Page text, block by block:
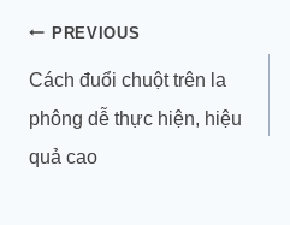
Điều
hướng
bài
viết
PREVIOUS
Cách đuổi chuột trên la
phông dễ thực hiện, hiệu
quả cao